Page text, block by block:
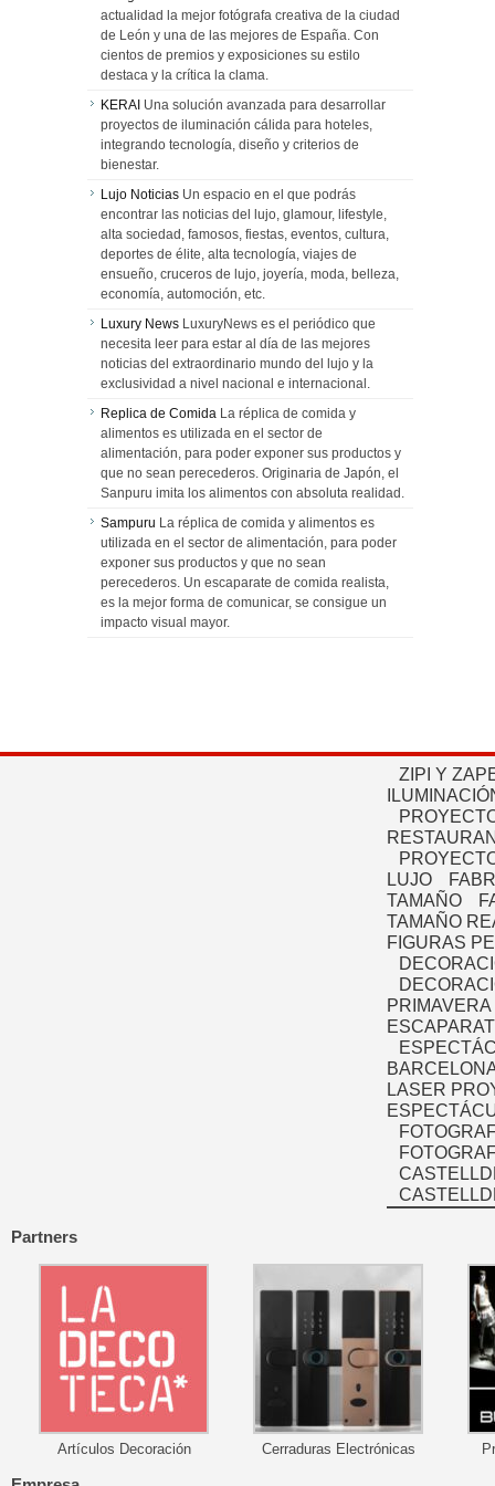
actualidad la mejor fotógrafa creativa de la ciudad
de León y una de las mejores de España. Con
cientos de premios y exposiciones su estilo
destaca y la crítica la clama.
KERAI Una solución avanzada para desarrollar
proyectos de iluminación cálida para hoteles,
integrando tecnología, diseño y criterios de
bienestar.
Lujo Noticias Un espacio en el que podrás
encontrar las noticias del lujo, glamour, lifestyle,
alta sociedad, famosos, fiestas, eventos, cultura,
deportes de élite, alta tecnología, viajes de
ensueño, cruceros de lujo, joyería, moda, belleza,
economía, automoción, etc.
Luxury News LuxuryNews es el periódico que
necesita leer para estar al día de las mejores
noticias del extraordinario mundo del lujo y la
exclusividad a nivel nacional e internacional.
Replica de Comida La réplica de comida y
alimentos es utilizada en el sector de
alimentación, para poder exponer sus productos y
que no sean perecederos. Originaria de Japón, el
Sanpuru imita los alimentos con absoluta realidad.
Sampuru La réplica de comida y alimentos es
utilizada en el sector de alimentación, para poder
exponer sus productos y que no sean
perecederos. Un escaparate de comida realista,
es la mejor forma de comunicar, se consigue un
impacto visual mayor.
ZIPI Y
LUJO
TAMAÑO
TAMAÑO
FIGURAS
PRIMAVERA
LASER
Partners
Artículos Decoración Cerraduras Electrónicas